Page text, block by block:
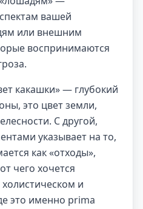
вашей
или внешним
воспринимаются
какашки» — глубокий
это цвет земли,
С другой,
указывает на то,
как «отходы»,
чего хочется
и
это именно prima